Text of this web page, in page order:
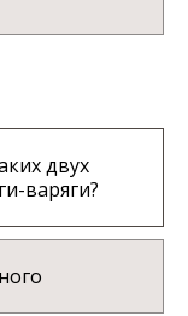
двух
варяги?